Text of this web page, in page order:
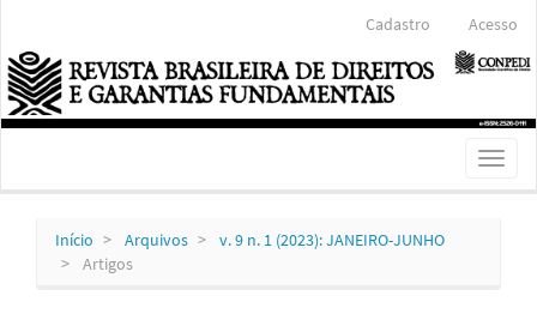
Conteúdo
principal
Barra
Lateral
Cadastro Acesso
Toggle
Início Arquivos
v. 9 n. 1 (2023): JANEIRO-JUNHO
Artigos